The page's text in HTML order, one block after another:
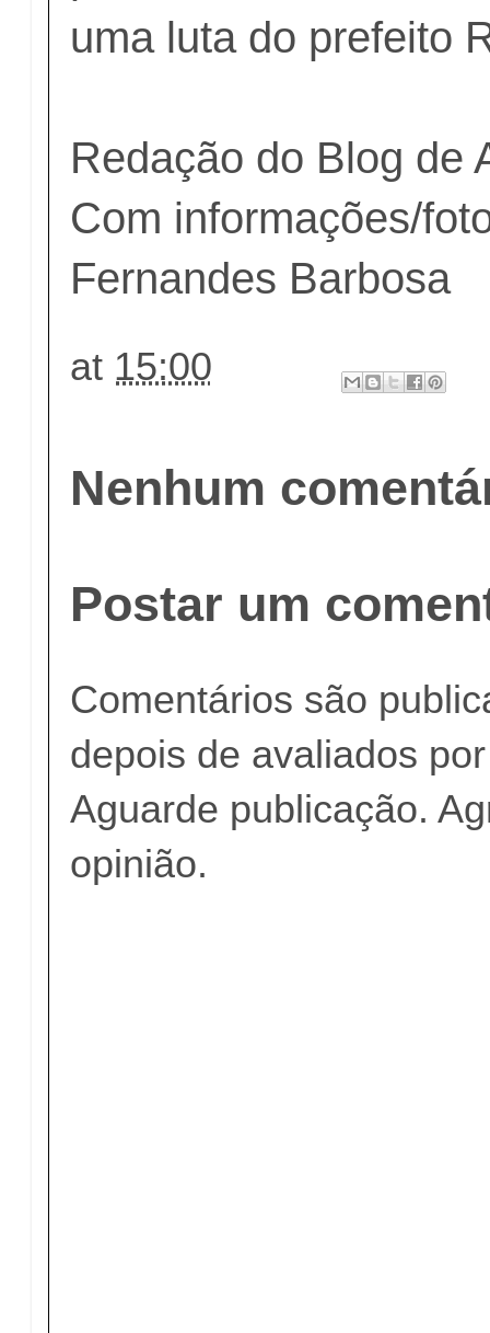
uma luta do prefeito
Redação do Blog de
Com informações/
Fernandes Barbosa
at 15:00
Nenhum
Postar um
Comentários são
depois de avaliados
Aguarde publicação.
opinião.